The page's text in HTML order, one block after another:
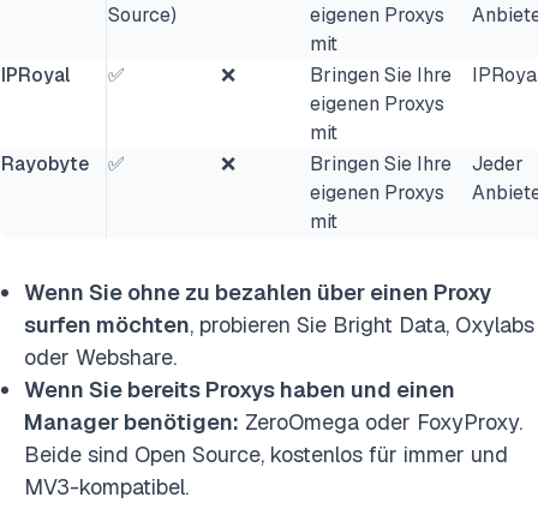
Source)
eigenen Proxys
mit
IPRoyal ✅ ❌
Bringen Sie Ihre
eigenen Proxys
mit
Rayobyte ✅ ❌
Bringen Sie Ihre
eigenen Proxys
mit
Jeder
Wenn Sie ohne zu bezahlen über einen Proxy
surfen möchten, probieren Sie Bright Data, Oxylabs
oder Webshare.
Wenn Sie bereits Proxys haben und einen
Manager benötigen: ZeroOmega oder FoxyProxy.
Beide sind Open Source, kostenlos für immer und
MV3-kompatibel.